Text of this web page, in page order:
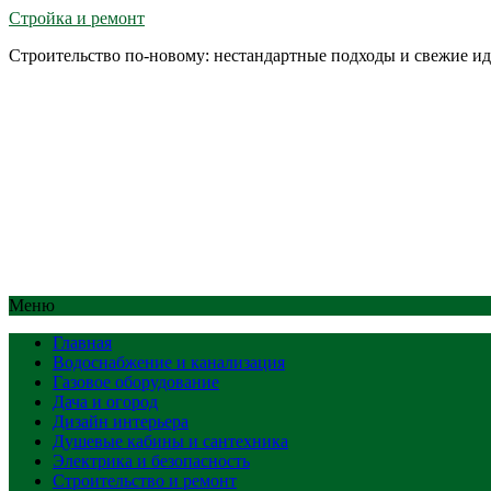
Стройка и ремонт
Строительство по-новому: нестандартные подходы и свежие
Меню
Главная
Водоснабжение и канализация
Газовое оборудование
Дача и огород
Дизайн интерьера
Душевые кабины и сантехника
Электрика и безопасность
Строительство и ремонт